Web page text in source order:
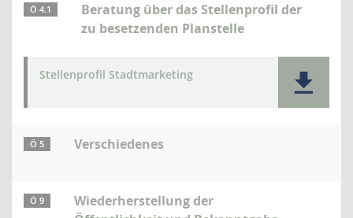
Ö 4.1
Beratung über das Stellenprofil der
zu besetzenden Planstelle
Stellenprofil Stadtmarketing
Ö 5 Verschiedenes
Ö 9
Wiederherstellung der